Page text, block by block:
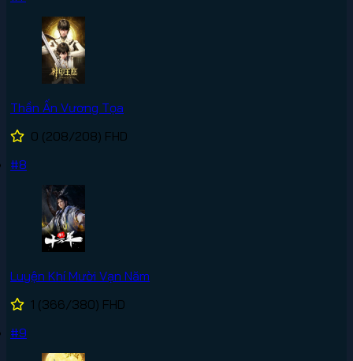
Thần Ấn Vương Tọa
0 (208/208) FHD
#8
Luyện Khí Mười Vạn Năm
1 (366/380) FHD
#9